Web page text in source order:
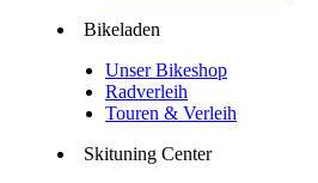
Bikeladen
Unser Bikeshop
Radverleih
Touren & Verleih
Skituning Center